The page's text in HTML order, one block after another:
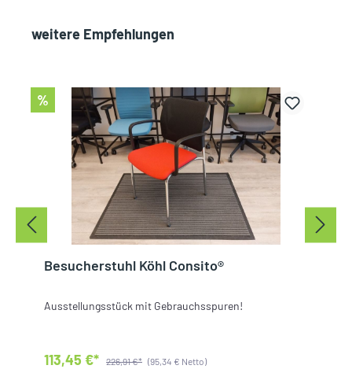
weitere Empfehlungen
%
Besucherstuhl Köhl Consito®
Ausstellungsstück mit Gebrauchsspuren!
113,45 €* 226,91 €* (95,34 € Netto)